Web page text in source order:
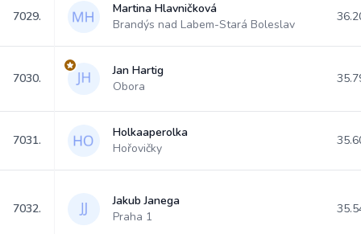
7029.
Martina Hlavničková
Brandýs nad Labem-Stará Boleslav
7030.
Jan Hartig
Obora
7031.
Holkaaperolka
Hořovičky
7032.
Jakub Janega
Praha 1